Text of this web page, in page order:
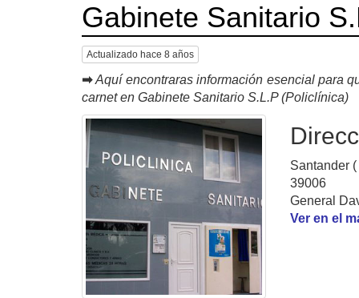
Gabinete Sanitario
Actualizado hace 8 años
➡ Aquí encontraras información esencial para
carnet en Gabinete Sanitario S.L.P (Policlínica)
Santander
39006
General
Ver en el